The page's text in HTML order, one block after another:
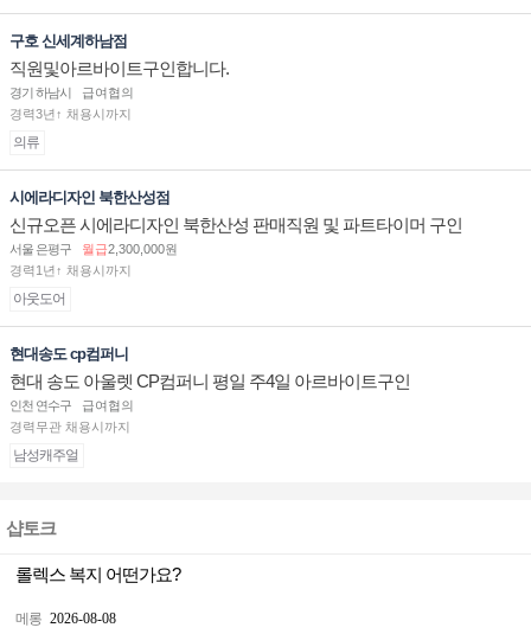
구호 신세계하남점
직원및아르바이트구인합니다.
경기 하남시
급여협의
경력3년↑ 채용시까지
의류
시에라디자인 북한산성점
신규오픈 시에라디자인 북한산성 판매직원 및 파트타이머 구인
서울 은평구 월급2,300,000원
경력1년↑ 채용시까지
아웃도어
현대송도 cp컴퍼니
현대 송도 아울렛 CP컴퍼니 평일 주4일 아르바이트구인
인천 연수구
급여협의
경력무관 채용시까지
남성캐주얼
샵토크
메롱 2026-08-08
롤렉스 복지 어떤가요?